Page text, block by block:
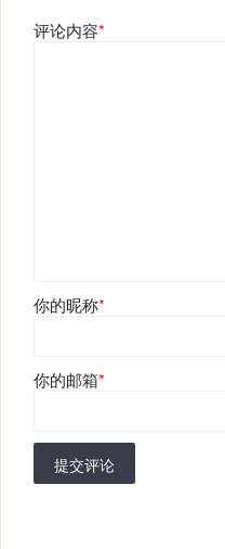
评论内容*
你的昵称*
你的邮箱*
提交评论